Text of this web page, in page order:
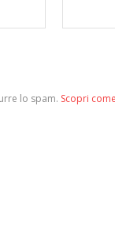
lo spam. Scopri